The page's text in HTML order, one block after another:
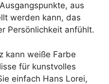
aus
werden kann, das
Persönlichkeit anfühlt.
kann weiße Farbe
für kunstvolles
einfach Hans Lorei,